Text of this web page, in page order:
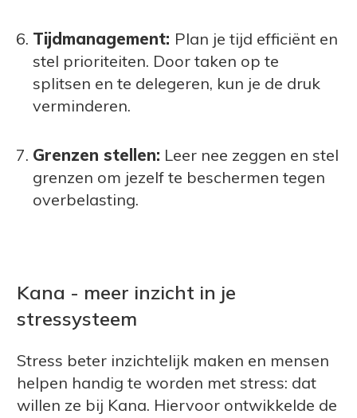
Tijdmanagement: Plan je tijd efficiënt en
stel prioriteiten. Door taken op te
splitsen en te delegeren, kun je de druk
verminderen.
Grenzen stellen: Leer nee zeggen en stel
grenzen om jezelf te beschermen tegen
overbelasting.
Kana - meer inzicht in je
stressysteem
Stress beter inzichtelijk maken en mensen
helpen handig te worden met stress: dat
willen ze bij Kana. Hiervoor ontwikkelde de